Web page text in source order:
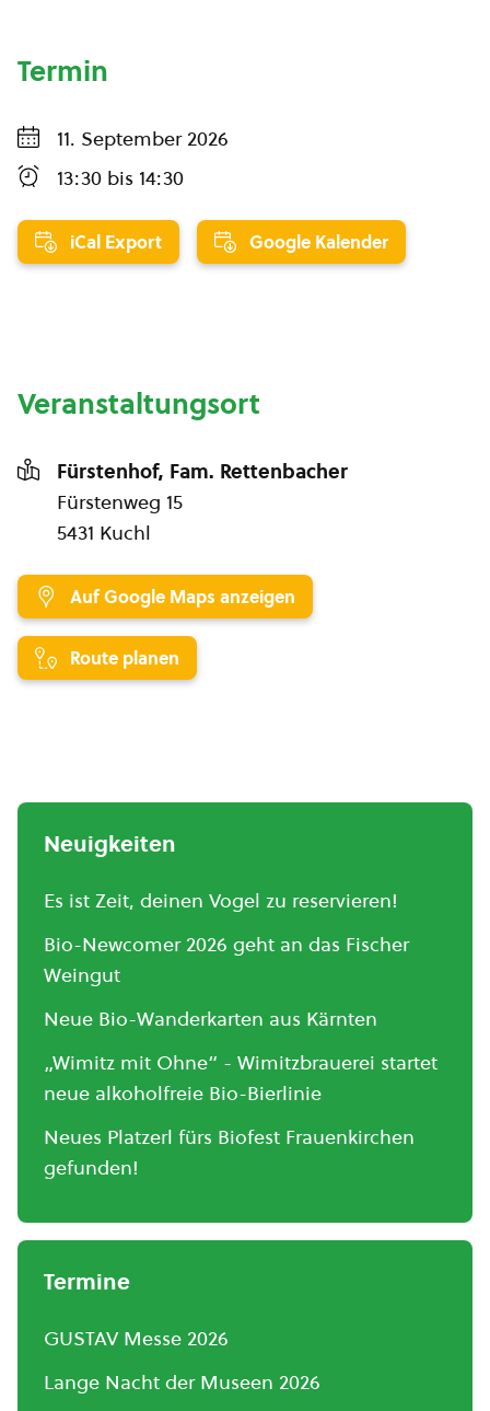
Termin
11. September 2026
13:30 bis 14:30
iCal Export Google Kalender
Veranstaltungsort
Fürstenhof, Fam. Rettenbacher
Fürstenweg 15
5431 Kuchl
Auf Google Maps anzeigen
Route planen
Neuigkeiten
Es ist Zeit, deinen Vogel zu reservieren!
Bio-Newcomer 2026 geht an das Fischer
Weingut
Neue Bio-Wanderkarten aus Kärnten
„Wimitz mit Ohne“ - Wimitzbrauerei startet
neue alkoholfreie Bio-Bierlinie
Neues Platzerl fürs Biofest Frauenkirchen
gefunden!
Termine
GUSTAV Messe 2026
Lange Nacht der Museen 2026